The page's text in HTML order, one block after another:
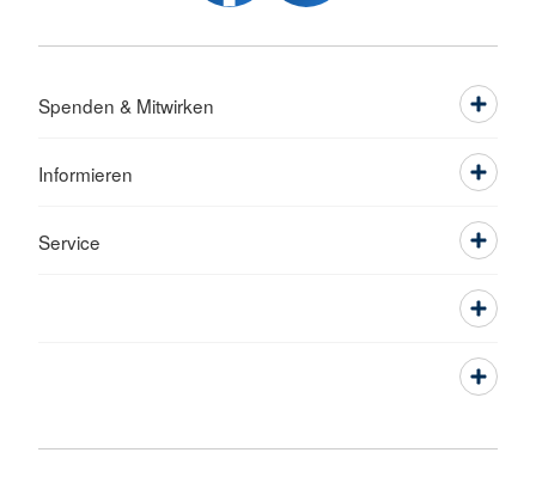
Spenden & Mitwirken
Informieren
Service